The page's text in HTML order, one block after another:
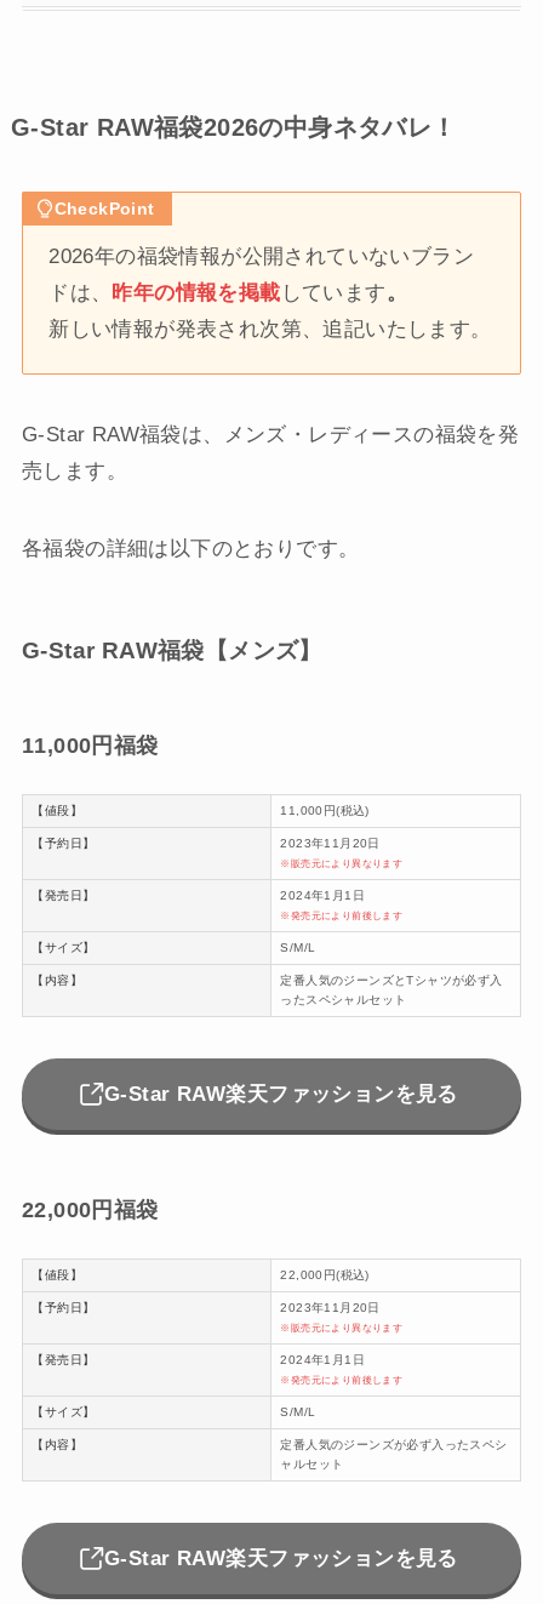
G-Star RAW福袋2026の中身ネタバレ！
CheckPoint
2026年の福袋情報が公開されていないブラン
ドは、 昨年の情報を掲載 しています。
新しい情報が発表され次第、追記いたします。
G-Star RAW福袋は、メンズ・レディースの福袋を発
売します。
各福袋の詳細は以下のとおりです。
G-Star RAW福袋【メンズ】
11,000円福袋
【値段】 11,000円(税込)
【予約日】 2023年11月20日
※販売元により異なります
【発売日】 2024年1月1日
※発売元により前後します
【サイズ】 S/M/L
【内容】
定番人気のジーンズとTシャツが必ず入
ったスペシャルセット
G-Star RAW楽天ファッションを見る
22,000円福袋
【値段】 22,000円(税込)
【予約日】 2023年11月20日
※販売元により異なります
【発売日】 2024年1月1日
※発売元により前後します
【サイズ】 S/M/L
【内容】
定番人気のジーンズが必ず入ったスペシ
ャルセット
G-Star RAW楽天ファッションを見る